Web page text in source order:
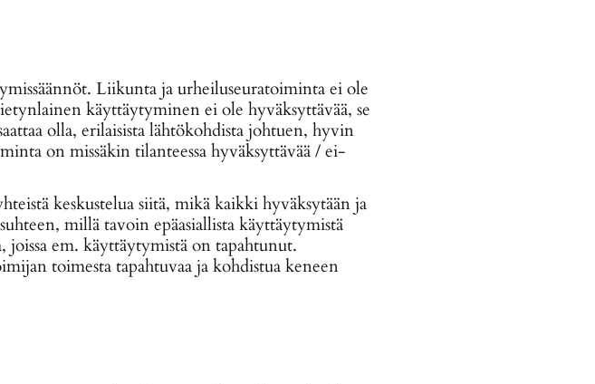
Liikunta ja urheiluseuratoiminta ei ole
käyttäytyminen ei ole hyväksyttävää, se
olla, erilaisista lähtökohdista johtuen, hyvin
on missäkin tilanteessa hyväksyttävää / ei-
keskustelua siitä, mikä kaikki hyväksytään ja
millä tavoin epäasiallista käyttäytymistä
em. käyttäytymistä on tapahtunut.
toimesta tapahtuvaa ja kohdistua keneen